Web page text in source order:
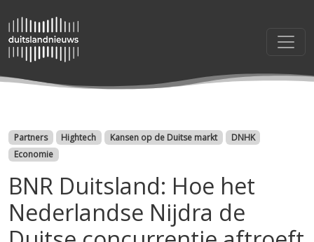
Categorieën
Partners Hightech Kansen op de Duitse markt
DNHK
Economie
BNR Duitsland: Hoe het
Nederlandse Nijdra de